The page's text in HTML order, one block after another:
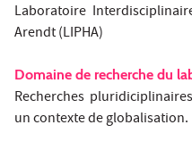
Laboratoire
Arendt (LIPHA)
Domaine de recherche du
Recherches
un contexte de globalisation.